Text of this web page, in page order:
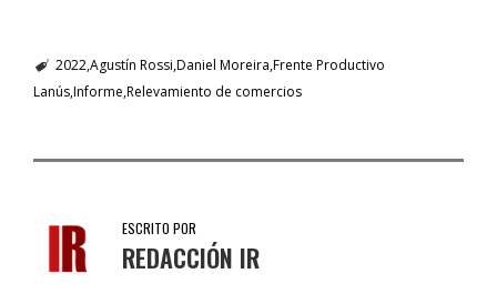
2022Agustín Rossi Daniel Moreira Frente Productivo
LanúsInforme Relevamiento de comercios
ESCRITO POR
REDACCIÓN IR